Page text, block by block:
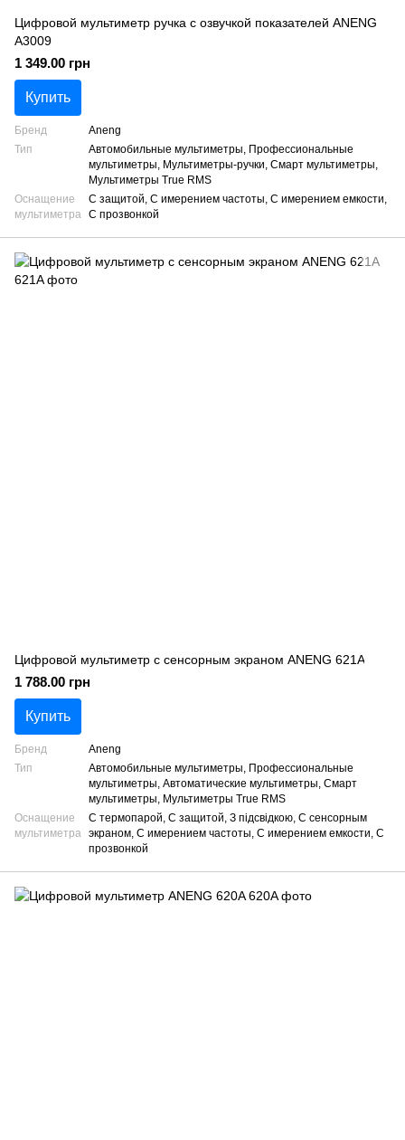
Цифровой мультиметр ручка с озвучкой показателей ANENG
A3009
1 349.00 грн
Купить
Бренд
Aneng
Тип
Автомобильные мультиметры, Профессиональные
мультиметры, Мультиметры-ручки, Смарт мультиметры,
Мультиметры True RMS
Оснащение
мультиметра
С защитой, С имерением частоты, С имерением емкости,
С прозвонкой
Цифровой мультиметр с сенсорным экраном ANENG 621A
1 788.00 грн
Купить
Бренд
Aneng
Тип
Автомобильные мультиметры, Профессиональные
мультиметры, Автоматические мультиметры, Смарт
мультиметры, Мультиметры True RMS
Оснащение
мультиметра
С термопарой, С защитой, З підсвідкою, С сенсорным
экраном, С имерением частоты, С имерением емкости, С
прозвонкой